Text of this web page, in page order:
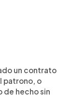
un contrato
patrono, o
hecho sin